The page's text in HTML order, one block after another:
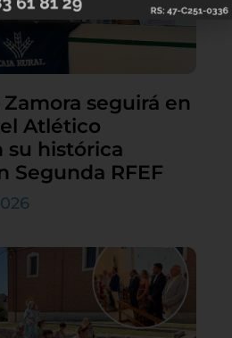
seguirá en
Atlético
su histórica
Segunda RFEF